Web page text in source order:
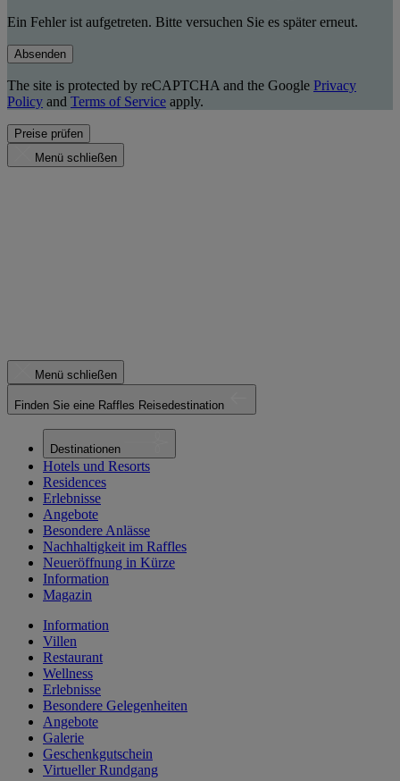
Ein Fehler ist aufgetreten. Bitte versuchen Sie es später erneut.
Absenden
The site is protected by reCAPTCHA and the Google Privacy
Policy and Terms of Service apply.
Preise prüfen
Menü schließen
Menü schließen
Finden Sie eine Raffles Reisedestination
Destinationen
Hotels und Resorts
Residences
Erlebnisse
Angebote
Besondere Anlässe
Nachhaltigkeit im Raffles
Neueröffnung in Kürze
Information
Magazin
Information
Villen
Restaurant
Wellness
Erlebnisse
Besondere Gelegenheiten
Angebote
Galerie
Geschenkgutschein
Virtueller Rundgang